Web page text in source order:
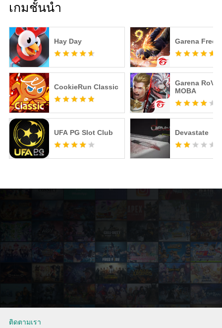
เกมชั้นนำ
Hay Day
CookieRun Classic
UFA PG Slot Club
Garena Free
Garena RoV:
MOBA
Devastate
ติดตามเรา